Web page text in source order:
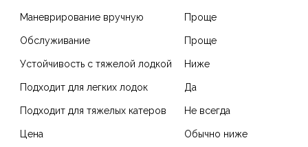
Маневрирование вручную Проще
Обслуживание Проще
Устойчивость с тяжелой лодкой Ниже
Подходит для легких лодок Да
Подходит для тяжелых катеров Не всегда
Цена Обычно ниже